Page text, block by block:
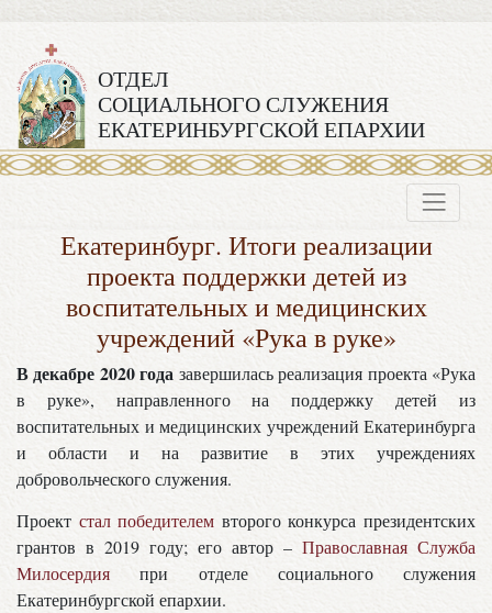
ОТДЕЛ
СОЦИАЛЬНОГО СЛУЖЕНИЯ
ЕКАТЕРИНБУРГСКОЙ ЕПАРХИИ
Екатеринбург. Итоги реализации
проекта поддержки детей из
воспитательных и медицинских
учреждений «Рука в руке»
В декабре 2020 года завершилась реализация проекта «Рука
в руке», направленного на поддержку детей из
воспитательных и медицинских учреждений Екатеринбурга
и области и на развитие в этих учреждениях
добровольческого служения.
Проект стал победителем второго конкурса президентских
грантов в 2019 году; его автор – Православная Служба
Милосердия при отделе социального служения
Екатеринбургской епархии.